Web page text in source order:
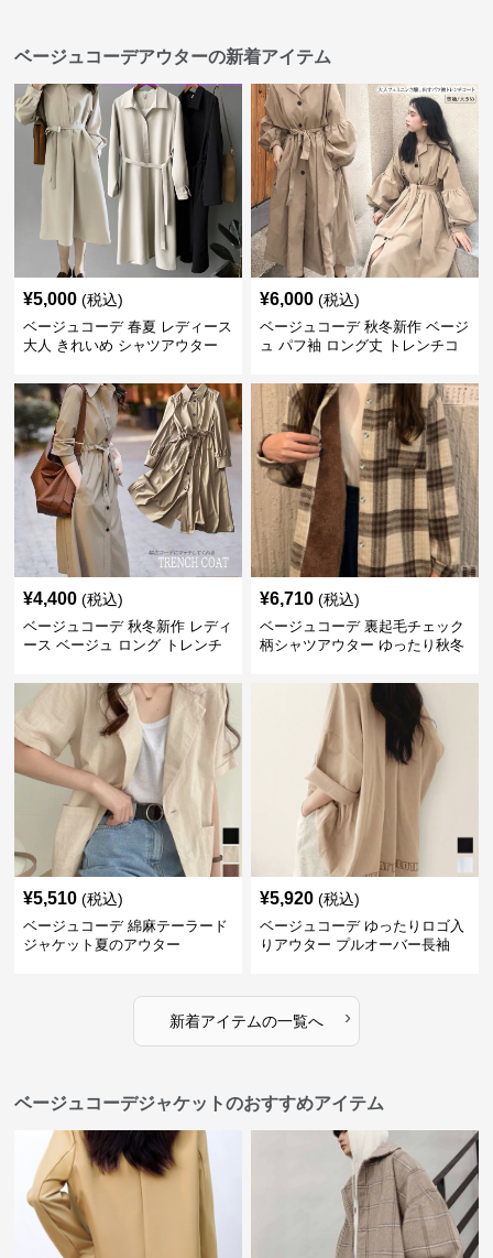
ベージュコーデアウターの新着アイテム
¥5,000 (税込)
ベージュコーデ 春夏 レディース
大人 きれいめ シャツアウター
¥6,000 (税込)
ベージュコーデ 秋冬新作 ベージ
ュ パフ袖 ロング丈 トレンチコ
¥4,400 (税込)
ベージュコーデ 秋冬新作 レディ
ース ベージュ ロング トレンチ
¥6,710 (税込)
ベージュコーデ 裏起毛チェック
柄シャツアウター ゆったり秋冬
¥5,510 (税込)
ベージュコーデ 綿麻テーラード
ジャケット夏のアウター
¥5,920 (税込)
ベージュコーデ ゆったりロゴ入
りアウター プルオーバー長袖
新着アイテムの一覧へ ›
ベージュコーデジャケットのおすすめアイテム